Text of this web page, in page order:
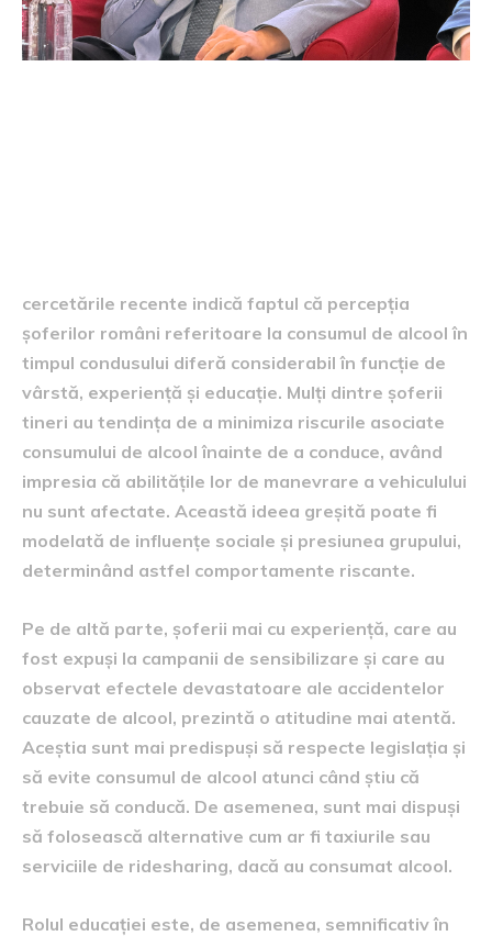
cercetările recente indică faptul că percepția
șoferilor români referitoare la consumul de alcool în
timpul condusului diferă considerabil în funcție de
vârstă, experiență și educație. Mulți dintre șoferii
tineri au tendința de a minimiza riscurile asociate
consumului de alcool înainte de a conduce, având
impresia că abilitățile lor de manevrare a vehiculului
nu sunt afectate. Această ideea greșită poate fi
modelată de influențe sociale și presiunea grupului,
determinând astfel comportamente riscante.
Pe de altă parte, șoferii mai cu experiență, care au
fost expuși la campanii de sensibilizare și care au
observat efectele devastatoare ale accidentelor
cauzate de alcool, prezintă o atitudine mai atentă.
Aceștia sunt mai predispuși să respecte legislația și
să evite consumul de alcool atunci când știu că
trebuie să conducă. De asemenea, sunt mai dispuși
să folosească alternative cum ar fi taxiurile sau
serviciile de ridesharing, dacă au consumat alcool.
Rolul educației este, de asemenea, semnificativ în